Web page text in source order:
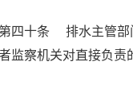
第四十条 排水主管部
监察机关对直接负责